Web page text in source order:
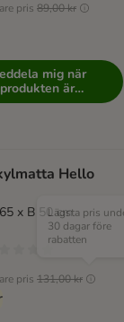
pris 89,00 kr
mig när
produkten är
tillgänglig
Hello
x B 50 cm
pris 131,00 kr
Lägsta pris
30 dagar före
rabatten